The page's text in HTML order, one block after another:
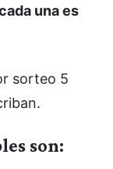
una es
sorteo 5
son: